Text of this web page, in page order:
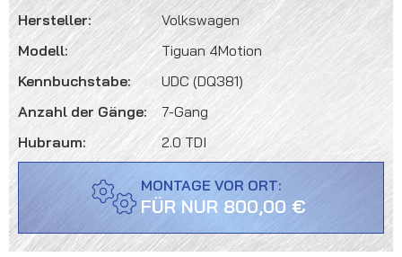
Hersteller:
Volkswagen
Modell:
Tiguan 4Motion
Kennbuchstabe:
UDC (DQ381)
Anzahl der Gänge:
7-Gang
Hubraum:
2.0 TDI
MONTAGE VOR ORT:
FÜR NUR 800,00 €